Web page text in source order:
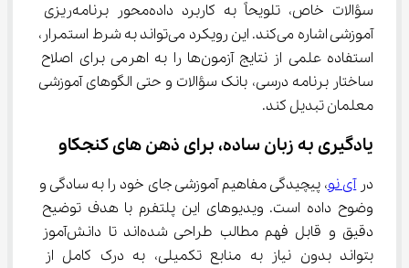
سؤالات خاص، تلویحاً به کاربرد داده‌محور برنامه‌ریزی
آموزشی اشاره می‌کند. این رویکرد می‌تواند به شرط استمرار،
استفاده علمی از نتایج آزمون‌ها را به اهرمی برای اصلاح
ساختار برنامه درسی، بانک سؤالات و حتی الگوهای آموزشی
معلمان تبدیل کند.
یادگیری به زبان ساده، برای ذهن های کنجکاو
در آی نو، پیچیدگی مفاهیم آموزشی جای خود را به سادگی و
وضوح داده است. ویدیوهای این پلتفرم با هدف توضیح
دقیق و قابل فهم مطالب طراحی شده‌اند تا دانش‌آموز
بتواند بدون نیاز به منابع تکمیلی، به درک کامل از